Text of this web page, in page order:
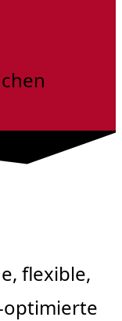
flexible,
optimierte